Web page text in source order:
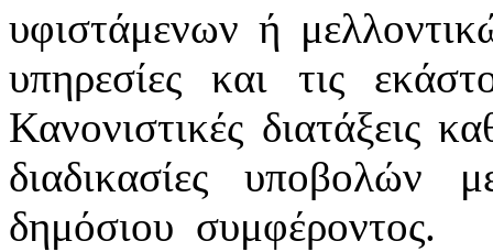
υφιστάμενων ή
υπηρεσίες και τις
Κανονιστικές διατάξεις
διαδικασίες
δημόσιου συμφέροντος.